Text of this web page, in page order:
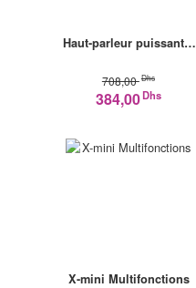
Haut-parleur puissant…
708,00Dhs
384,00Dhs
X-mini Multifonctions